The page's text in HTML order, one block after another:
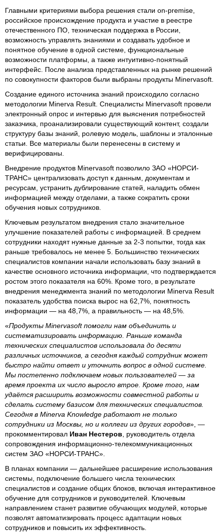
Главными критериями выбора решения стали on-premise,
российское происхождение продукта и участие в реестре
отечественного ПО, техническая поддержка в России,
возможность управлять знаниями и создавать удобное и
понятное обучение в одной системе, функциональные
возможности платформы, а также интуитивно-понятный
интерфейс. После анализа представленных на рынке решений
по совокупности факторов были выбраны продукты Minervasoft.
Создание единого источника знаний происходило согласно
методологии Minerva Result. Специалисты Minervasoft провели
электронный опрос и интервью для выяснения потребностей
заказчика, проанализировали существующий контент, создали
структуру базы знаний, ролевую модель, шаблоны и эталонные
статьи. Все материалы были перенесены в систему и
верифицированы.
Внедрение продуктов Minervasoft позволило ЗАО «НОРСИ-
ТРАНС» централизовать доступ к данным, документам и
ресурсам, устранить дублирование статей, наладить обмен
информацией между отделами, а также сократить сроки
обучения новых сотрудников.
Ключевым результатом внедрения стало значительное
улучшение показателей работы с информацией. В среднем
сотрудники находят нужные данные за 2-3 попытки, тогда как
раньше требовалось не менее 5. Большинство технических
специалистов компании начали использовать базу знаний в
качестве основного источника информации, что подтверждается
ростом этого показателя на 60%. Кроме того, в результате
внедрения менеджмента знаний по методологии Minerva Result
показатель удобства поиска вырос на 62,7%, понятность
информации — на 48,7%, а правильность — на 48,5%.
«Продукты Minervasoft помогли нам объединить и
систематизировать информацию. Раньше команда
технических специалистов использовала до десяти
различных источников, а сегодня каждый сотрудник может
быстро найти ответ и уточнить вопрос в одной системе.
Мы постепенно подключаем новых пользователей — за
время проекта их число выросло втрое. Кроме того, нам
удаётся расширить возможности совместной работы и
сделать систему базисом для технических специалистов.
Сегодня в Minerva Knowledge работают не только
сотрудники из Москвы, но и коллеги из других городов», —
прокомментировал Иван Нестеров , руководитель отдела
сопровождения информационно-телекоммуникационных
систем ЗАО «НОРСИ-ТРАНС».
В планах компании — дальнейшее расширение использования
системы, подключение большего числа технических
специалистов и создание общих блоков, включая интерактивное
обучение для сотрудников и руководителей. Ключевым
направлением станет развитие обучающих модулей, которые
позволят автоматизировать процесс адаптации новых
сотрудников и повысить их эффективность.